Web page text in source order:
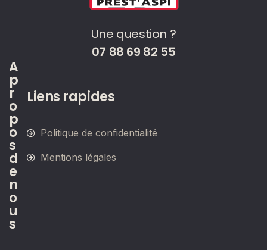
Une question ?
07 88 69 82 55
A
p
r
o
p
o
s
d
e
n
o
u
s
Liens rapides
Politique de confidentialité
Mentions légales